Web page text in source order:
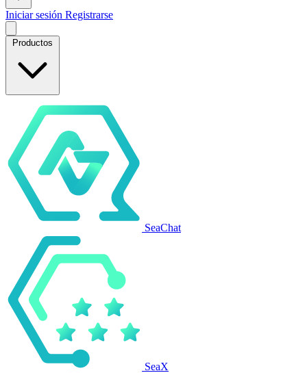
Iniciar sesión Registrarse
Productos
SeaChat
SeaX